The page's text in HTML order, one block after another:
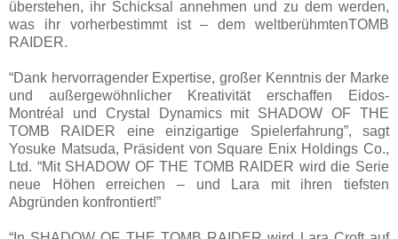
überstehen, ihr Schicksal annehmen und zu dem werden,
was ihr vorherbestimmt ist – dem weltberühmtenTOMB
RAIDER.
“Dank hervorragender Expertise, großer Kenntnis der Marke
und außergewöhnlicher Kreativität erschaffen Eidos-
Montréal und Crystal Dynamics mit SHADOW OF THE
TOMB RAIDER eine einzigartige Spielerfahrung”, sagt
Yosuke Matsuda, Präsident von Square Enix Holdings Co.,
Ltd. “Mit SHADOW OF THE TOMB RAIDER wird die Serie
neue Höhen erreichen – und Lara mit ihren tiefsten
Abgründen konfrontiert!”